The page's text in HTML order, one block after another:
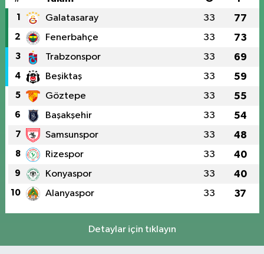
1 Galatasaray 33 77
2 Fenerbahçe 33 73
3 Trabzonspor 33 69
4 Beşiktaş 33 59
5 Göztepe 33 55
6 Başakşehir 33 54
7 Samsunspor 33 48
8 Rizespor 33 40
9 Konyaspor 33 40
10 Alanyaspor 33 37
Detaylar için tıklayın